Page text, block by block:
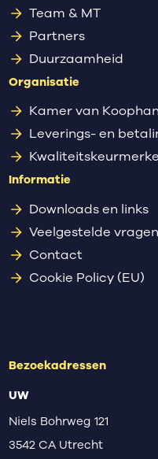
Team & MT
Partners
Duurzaamheid
Organisatie
Kamer van
Leverings- en
Informatie
Downloads en links
Veelgestelde vragen
Contact
Cookie Policy (EU)
Bezoekadressen
UW
Niels Bohrweg 121
3542 CA Utrecht